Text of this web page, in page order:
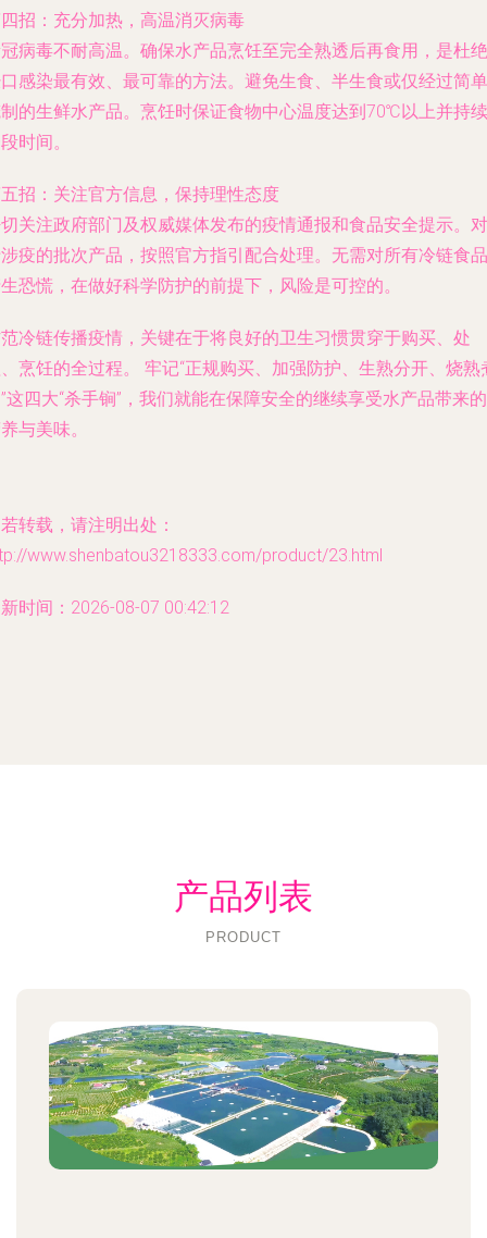
招：充分加热，高温消灭病毒
病毒不耐高温。确保水产品烹饪至完全熟透后再食用，是杜绝
感染最有效、最可靠的方法。避免生食、半生食或仅经过简单
的生鲜水产品。烹饪时保证食物中心温度达到70℃以上并持续
时间。
招：关注官方信息，保持理性态度
关注政府部门及权威媒体发布的疫情通报和食品安全提示。对
疫的批次产品，按照官方指引配合处理。无需对所有冷链食品
恐慌，在做好科学防护的前提下，风险是可控的。
冷链传播疫情，关键在于将良好的卫生习惯贯穿于购买、处
烹饪的全过程。
牢记“正规购买、加强防护、生熟分开、烧熟
这四大“杀手锏”，我们就能在保障安全的继续享受水产品带来的
与美味。
转载，请注明出处：
www.shenbatou3218333.com/product/23.html
时间：2026-08-07 00:42:12
产品列表
PRODUCT